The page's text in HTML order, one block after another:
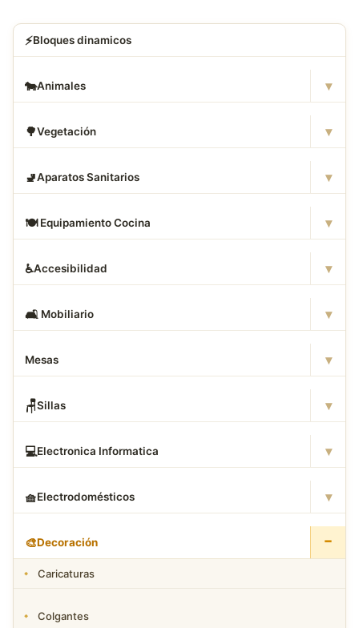
⚡Bloques dinamicos
🐄Animales ▾
🌳Vegetación ▾
🚽Aparatos Sanitarios ▾
🍽️ Equipamiento Cocina ▾
♿Accesibilidad ▾
🛋 ️ Mobiliario ▾
Mesas ▾
🪑Sillas ▾
💻Electronica Informatica ▾
🧺Electrodomésticos ▾
🎨Decoración −
Caricaturas
Colgantes